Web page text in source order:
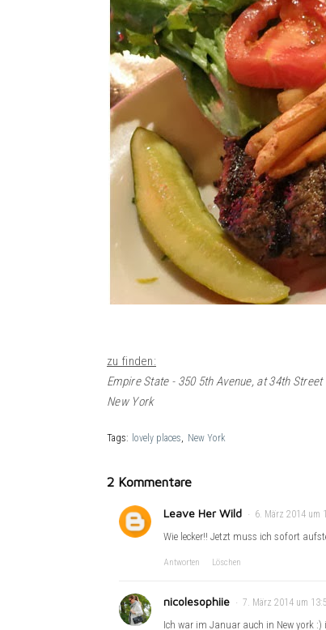
zu finden:
Empire State - 350 5th Avenue, at 34th Street
New York
Tags: lovely places New York
2 Kommentare
Leave Her Wild 6. März 2014 um
Wie lecker!! Jetzt muss ich sofort
Antworten Löschen
nicolesophiie 7. März 2014 um
Ich war im Januar auch in New york :)